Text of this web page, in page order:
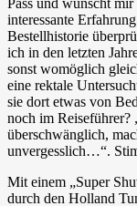
interessante
Bestellhistorie
ich in den letzten
sonst womöglich
eine rektale
sie dort etwas von
noch im Reiseführer?
überschwänglich,
unvergesslich…“.
Mit einem „Super
durch den Holland